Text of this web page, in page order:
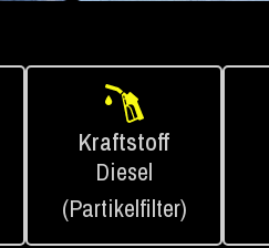
Kraftstoff
Diesel
(Partikelfilter)